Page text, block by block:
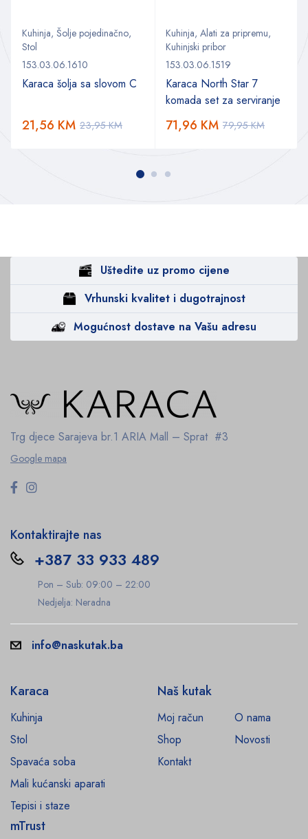
Kuhinja, Šolje pojedinačno,
Stol
153.03.06.1610
Karaca šolja sa slovom C
23,95KM
21,56 KM
Kuhinja, Alati za pripremu,
Kuhinjski pribor
153.03.06.1519
Karaca North Star 7
komada set za serviranje
79,95KM
71,96 KM
Uštedite uz promo cijene
Vrhunski kvalitet i dugotrajnost
Mogućnost dostave na Vašu adresu
Trg djece Sarajeva br.1 ARIA Mall – Sprat #3
Google mapa
Kontaktirajte nas
+387 33 933 489
Pon – Sub: 09:00 – 22:00
Nedjelja: Neradna
info@naskutak.ba
Karaca
Kuhinja
Stol
Spavaća soba
Mali kućanski aparati
Tepisi i staze
Naš kutak
Moj račun
O nama
Shop
Novosti
Kontakt
mTrust